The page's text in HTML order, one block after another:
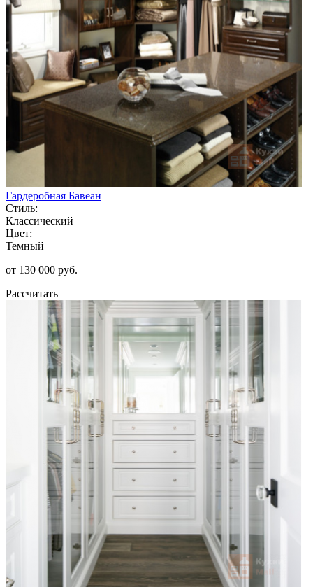
Гардеробная Бавеан
Стиль:
Классический
Цвет:
Темный
от 130 000 руб.
Рассчитать